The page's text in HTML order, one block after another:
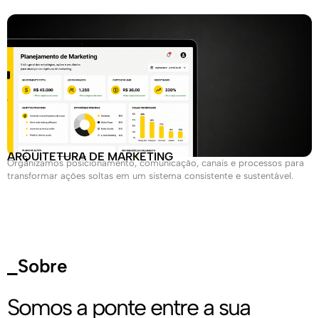
ARQUITETURA DE MARKETING
Organizamos posicionamento, comunicação, canais e processos para
transformar ações soltas em um sistema consistente e sustentável.
_Sobre
Somos a ponte entre a sua